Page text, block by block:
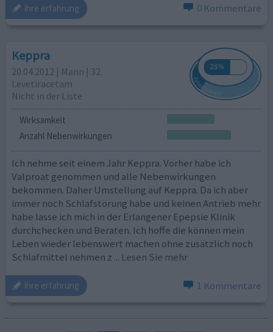
ihre erfahrung 0 Kommentare
Keppra
20.04.2012 | Mann | 32
Levetiracetam
Nicht in der Liste
Wirksamkeit
Anzahl Nebenwirkungen
Ich nehme seit einem Jahr Keppra. Vorher habe ich
Valproat genommen und alle Nebenwirkungen
bekommen. Daher Umstellung auf Keppra. Da ich aber
immer noch Schlafstörung habe und keinen Antrieb mehr
habe lasse ich mich in der Erlangener Epepsie Klinik
durchchecken und Beraten. Ich hoffe die können mein
Leben wieder lebenswert machen ohne zusätzlich noch
Schlafmittel nehmen z ... Lesen Sie mehr
ihre erfahrung 1 Kommentare